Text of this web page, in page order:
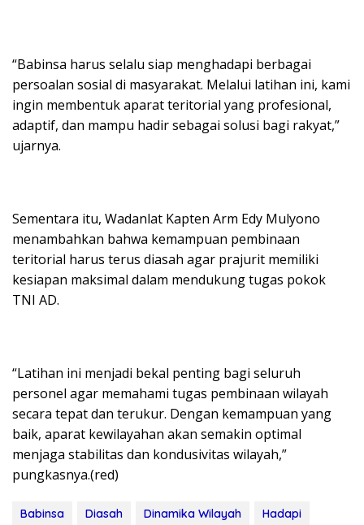
“Babinsa harus selalu siap menghadapi berbagai
persoalan sosial di masyarakat. Melalui latihan ini, kami
ingin membentuk aparat teritorial yang profesional,
adaptif, dan mampu hadir sebagai solusi bagi rakyat,”
ujarnya.
Sementara itu, Wadanlat Kapten Arm Edy Mulyono
menambahkan bahwa kemampuan pembinaan
teritorial harus terus diasah agar prajurit memiliki
kesiapan maksimal dalam mendukung tugas pokok
TNI AD.
“Latihan ini menjadi bekal penting bagi seluruh
personel agar memahami tugas pembinaan wilayah
secara tepat dan terukur. Dengan kemampuan yang
baik, aparat kewilayahan akan semakin optimal
menjaga stabilitas dan kondusivitas wilayah,”
pungkasnya.(red)
Babinsa Diasah Dinamika Wilayah Hadapi